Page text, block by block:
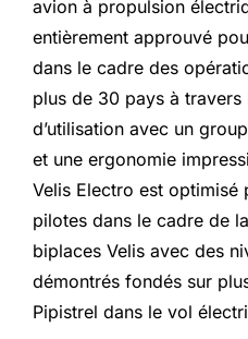
avion à propulsion
entièrement approuvé
dans le cadre des
plus de 30 pays à
d’utilisation avec un
et une ergonomie
Velis Electro est
pilotes dans le cadre de
biplaces Velis avec des
démontrés fondés sur
Pipistrel dans le vol